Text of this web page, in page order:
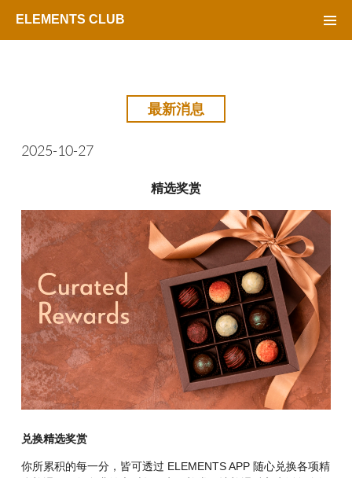
ELEMENTS CLUB
最新消息
2025-10-27
精选奖赏
兑换精选奖赏
你所累积的每一分，皆可透过 ELEMENTS APP 随心兑换各项精